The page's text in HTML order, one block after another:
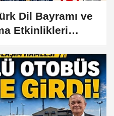
Dil Bayramı ve
Etkinlikleri